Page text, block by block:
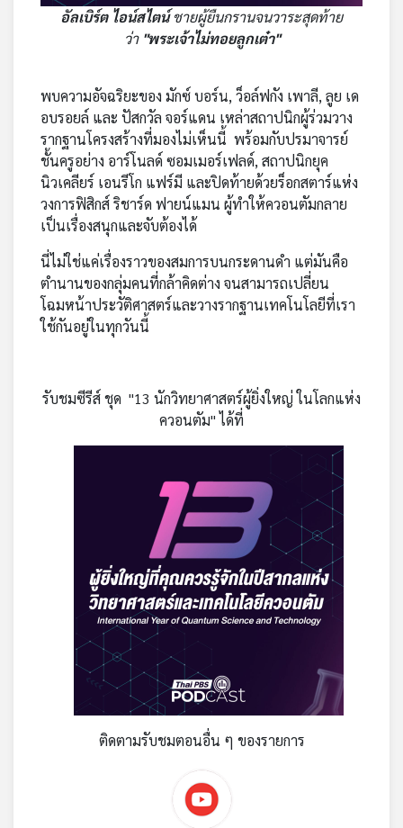
อัลเบิร์ต ไอน์สไตน์ชายผู้ยืนกรานจนวาระสุดท้าย
ว่า "พระเจ้าไม่ทอยลูกเต๋า"
พบความอัจฉริยะของ มักซ์ บอร์น, ว็อล์ฟกัง เพาลี, ลูย เด
อบรอยล์ และ ปัสกวัล จอร์แดน เหล่าสถาปนิกผู้ร่วมวาง
รากฐานโครงสร้างที่มองไม่เห็นนี้ พร้อมกับปรมาจารย์
ชั้นครูอย่าง อาร์โนลด์ ซอมเมอร์เฟลด์, สถาปนิกยุค
นิวเคลียร์ เอนรีโก แฟร์มี และปิดท้ายด้วยร็อกสตาร์แห่ง
วงการฟิสิกส์ ริชาร์ด ฟายน์แมน ผู้ทำให้ควอนตัมกลาย
เป็นเรื่องสนุกและจับต้องได้
นี่ไม่ใช่แค่เรื่องราวของสมการบนกระดานดำ แต่มันคือ
ตำนานของกลุ่มคนที่กล้าคิดต่าง จนสามารถเปลี่ยน
โฉมหน้าประวัติศาสตร์และวางรากฐานเทคโนโลยีที่เรา
ใช้กันอยู่ในทุกวันนี้
รับชมซีรีส์ ชุด "13 นักวิทยาศาสตร์ผู้ยิ่งใหญ่ ในโลกแห่ง
ควอนตัม" ได้ที่
ติดตามรับชมตอนอื่น ๆ ของรายการ